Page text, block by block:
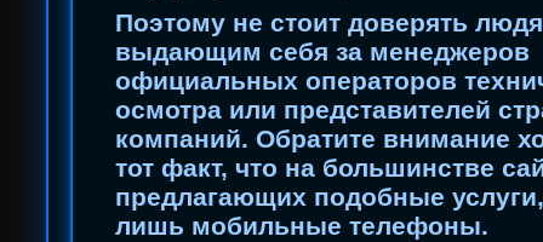
Поэтому не стоит доверять
выдающим себя за менеджеров
официальных операторов
осмотра или представителей
компаний. Обратите внимание
тот факт, что на большинстве
предлагающих подобные
лишь мобильные телефоны.